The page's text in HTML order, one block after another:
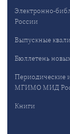
Электронно-
России
Выпускные
Бюллетень
Периодические
МГИМО МИД
Книги